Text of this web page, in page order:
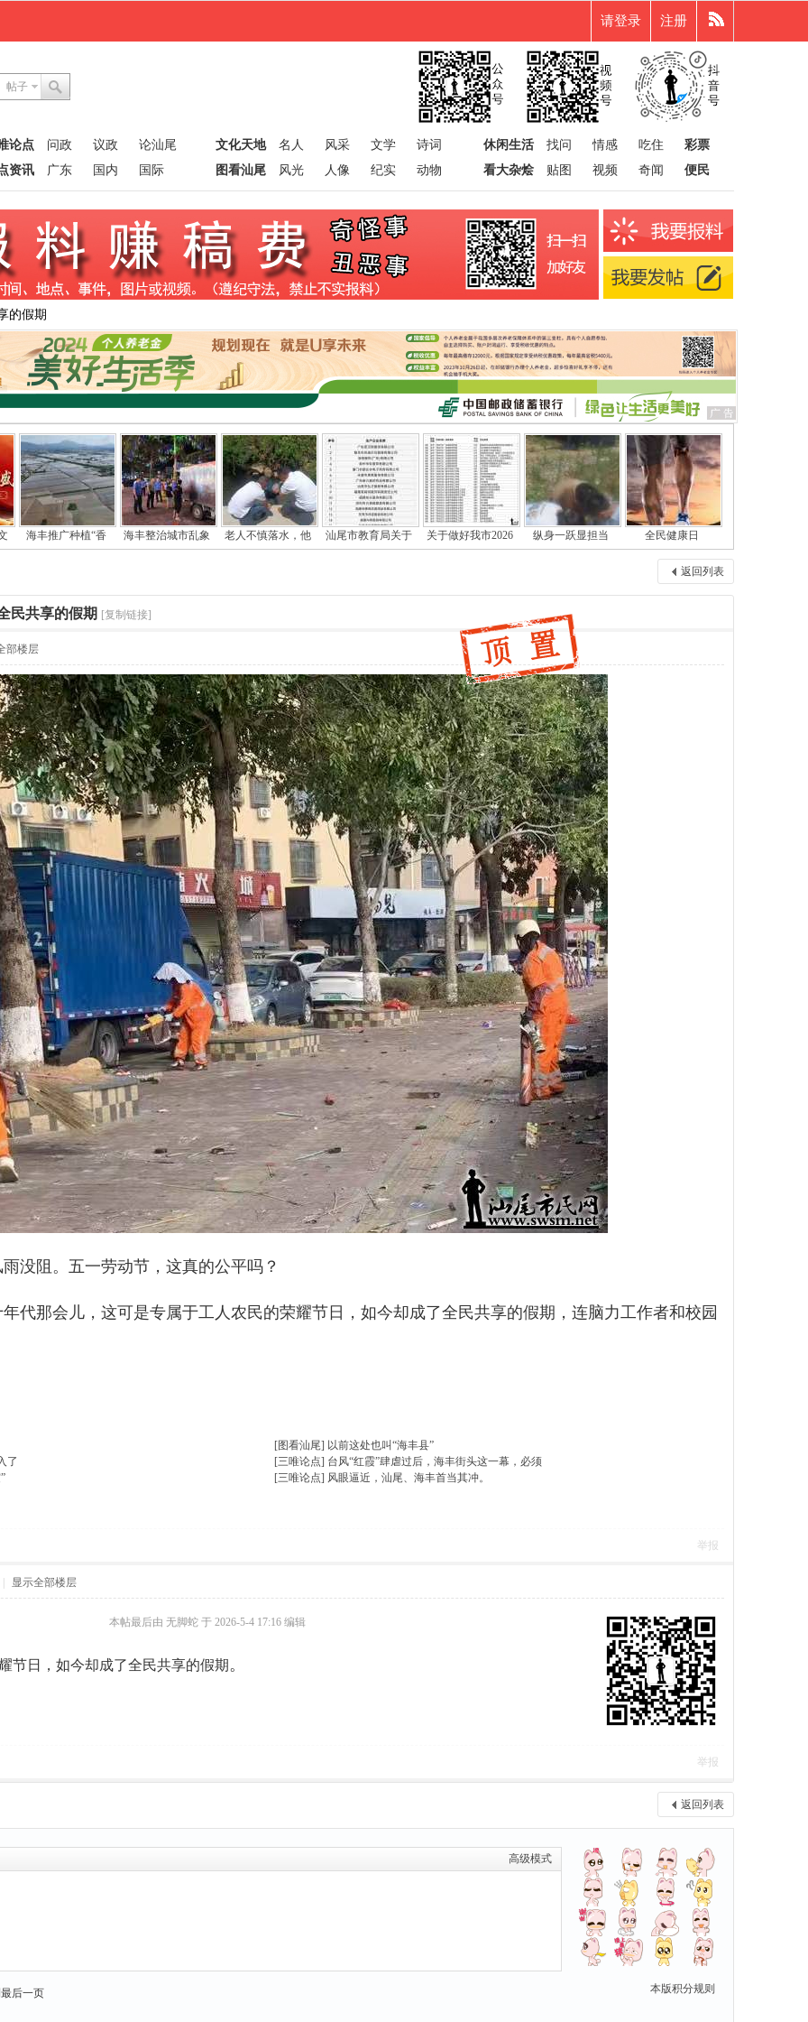
请登录 注册
帖子
论点 问政 议政
论汕尾
资讯
广东 国内 国际
文化天地 名人 风采 文学
诗词
图看汕尾
风光 人像 纪实 动物
休闲生活 找问 情感 吃住
彩票
看大杂烩
贴图 视频 奇闻 便民
的假期
海丰推广种植“香 海丰整治城市乱象 老人不慎落水，他 汕尾市教育局关于 关于做好我市2026 纵身一跃显担当 全民健康日
返回列表
民共享的假期 [复制链接]
部楼层
没阻。五一劳动节，这真的公平吗？
代那会儿，这可是专属于工人农民的荣耀节日，如今却成了全民共享的假期，连脑力工作者和校园
了
[图看汕尾] 以前这处也叫“海丰县”
[三唯论点] 台风“红霞”肆虐过后，海丰街头这一幕，必须
[三唯论点] 风眼逼近，汕尾、海丰首当其冲。
举报
显示全部楼层
本帖最后由 无脚蛇 于 2026-5-4 17:16 编辑
节日，如今却成了全民共享的假期。
举报
返回列表
高级模式
本版积分规则
后一页